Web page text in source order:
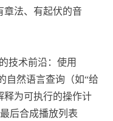
章法、有起伏的音
技术前沿：使用
自然语言查询（如“给
释为可执行的操作计
后合成播放列表